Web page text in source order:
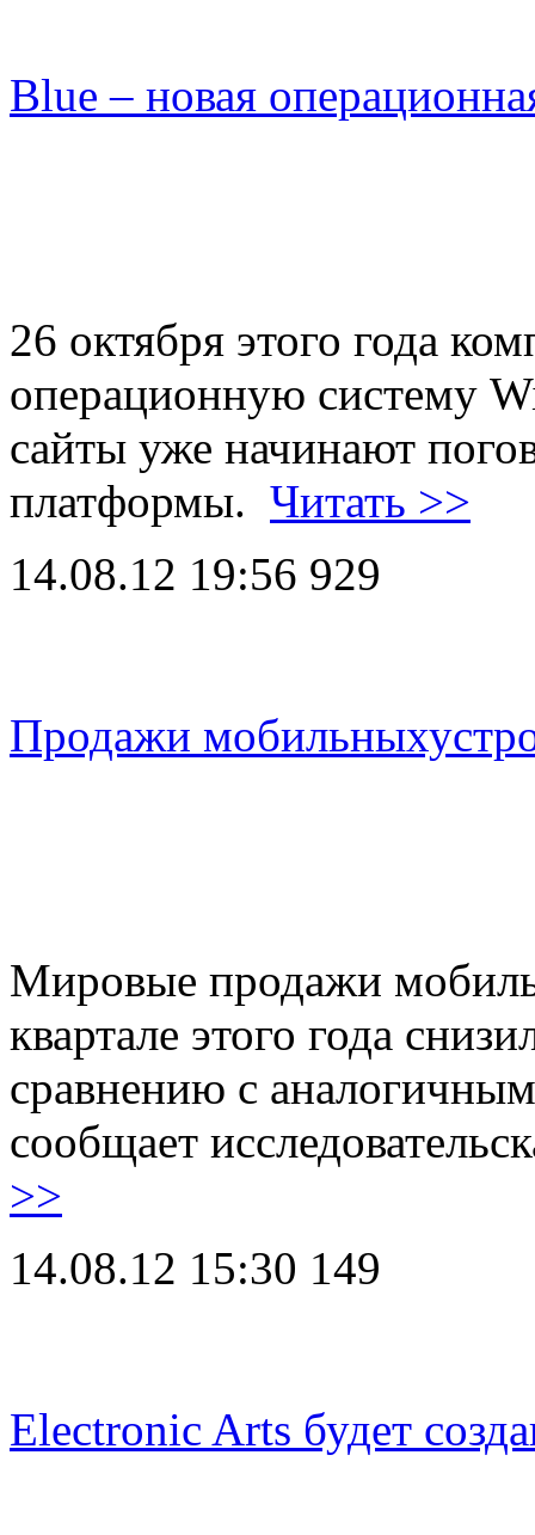
Blue – новая
26 октября этого года
операционную систему
сайты уже начинают
платформы. Читать >>
14.08.12 19:56 929
Продажи
Мировые продажи
квартале этого года
сравнению с
сообщает
>>
14.08.12 15:30 149
Electronic Arts будет